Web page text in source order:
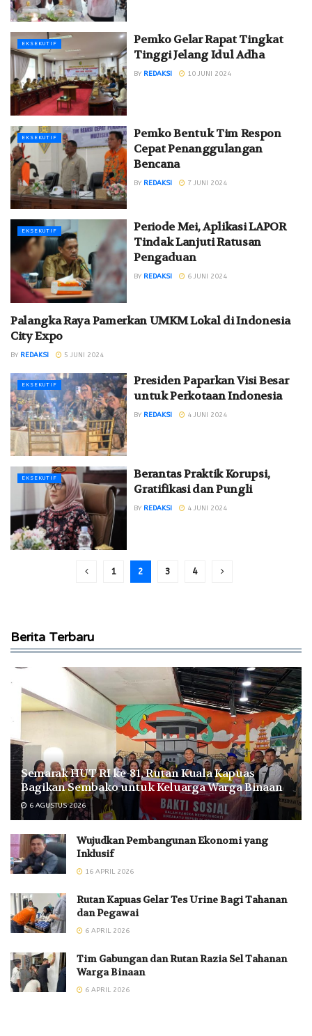
EKSEKUTIF
Pemko Gelar Rapat Tingkat
Tinggi Jelang Idul Adha
BY REDAKSI 10 JUNI 2024
EKSEKUTIF
Pemko Bentuk Tim Respon
Cepat Penanggulangan
Bencana
BY REDAKSI 7 JUNI 2024
EKSEKUTIF
Periode Mei, Aplikasi LAPOR
Tindak Lanjuti Ratusan
Pengaduan
BY REDAKSI 6 JUNI 2024
EKSEKUTIF
Palangka Raya Pamerkan UMKM Lokal di Indonesia
City Expo
BY REDAKSI 5 JUNI 2024
EKSEKUTIF
Presiden Paparkan Visi Besar
untuk Perkotaan Indonesia
BY REDAKSI 4 JUNI 2024
EKSEKUTIF
Berantas Praktik Korupsi,
Gratifikasi dan Pungli
BY REDAKSI 4 JUNI 2024
1 2 3 4
Berita Terbaru
Semarak HUT RI ke-81, Rutan Kuala Kapuas
Bagikan Sembako untuk Keluarga Warga Binaan ‎
6 AGUSTUS 2026
Wujudkan Pembangunan Ekonomi yang
Inklusif
16 APRIL 2026
Rutan Kapuas Gelar Tes Urine Bagi Tahanan
dan Pegawai
6 APRIL 2026
Tim Gabungan dan Rutan Razia Sel Tahanan
Warga Binaan
6 APRIL 2026